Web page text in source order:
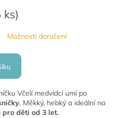
ks)
Možnosti doručení
Včelí medvídci umí po
. Měkký, hebký a ideální na
pro děti od 3 let.